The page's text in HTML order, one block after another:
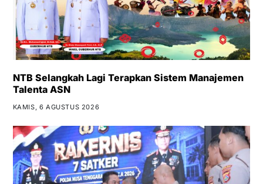
NTB Selangkah Lagi Terapkan Sistem Manajemen
Talenta ASN
KAMIS, 6 AGUSTUS 2026